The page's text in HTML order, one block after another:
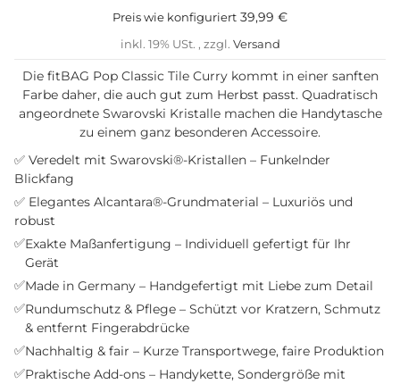
Preis wie konfiguriert 39,99 €
inkl. 19% USt. , zzgl. Versand
Die fitBAG Pop Classic Tile Curry kommt in einer sanften
Farbe daher, die auch gut zum Herbst passt. Quadratisch
angeordnete Swarovski Kristalle machen die Handytasche
zu einem ganz besonderen Accessoire.
✅ Veredelt mit Swarovski®-Kristallen – Funkelnder
Blickfang
✅ Elegantes Alcantara®-Grundmaterial – Luxuriös und
robust
✅Exakte Maßanfertigung – Individuell gefertigt für Ihr
Gerät
✅Made in Germany – Handgefertigt mit Liebe zum Detail
✅Rundumschutz & Pflege – Schützt vor Kratzern, Schmutz
& entfernt Fingerabdrücke
✅Nachhaltig & fair – Kurze Transportwege, faire Produktion
✅Praktische Add-ons – Handykette, Sondergröße mit